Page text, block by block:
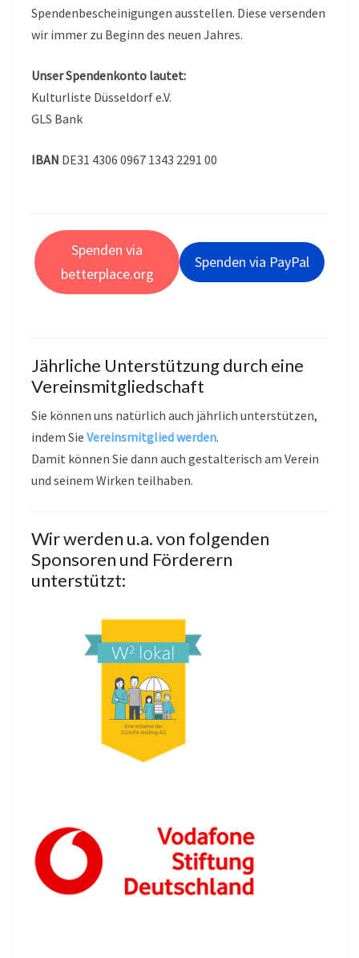
Spendenbescheinigungen ausstellen. Diese versenden
wir immer zu Beginn des neuen Jahres.
Unser Spendenkonto lautet:
Kulturliste Düsseldorf e.V.
GLS Bank
IBAN DE31 4306 0967 1343 2291 00
Spenden via
betterplace.org
Spenden via PayPal
Jährliche Unterstützung durch eine
Vereinsmitgliedschaft
Sie können uns natürlich auch jährlich unterstützen,
indem Sie Vereinsmitglied werden.
Damit können Sie dann auch gestalterisch am Verein
und seinem Wirken teilhaben.
Wir werden u.a. von folgenden
Sponsoren und Förderern
unterstützt: